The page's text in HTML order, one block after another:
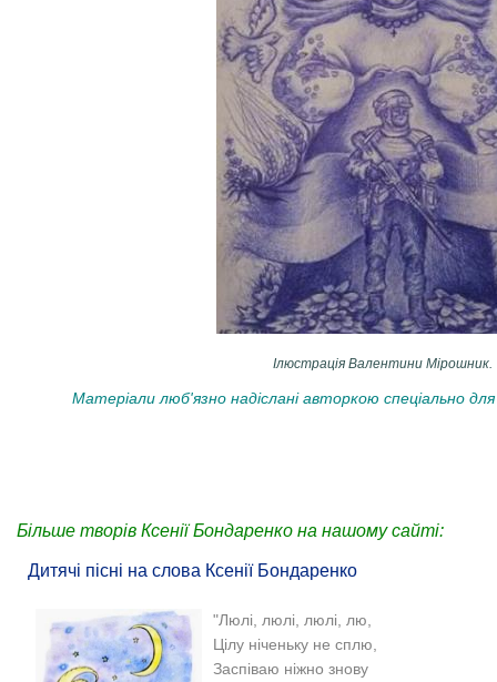
Ілюстрація Валентини Мірошник.
Матеріали люб'язно надіслані авторкою спеціально
Більше творів Ксенії Бондаренко на нашому сайті:
Дитячі пісні на слова Ксенії Бондаренко
"Люлі, люлі, люлі, лю,
Цілу ніченьку не сплю,
Заспіваю ніжно знову